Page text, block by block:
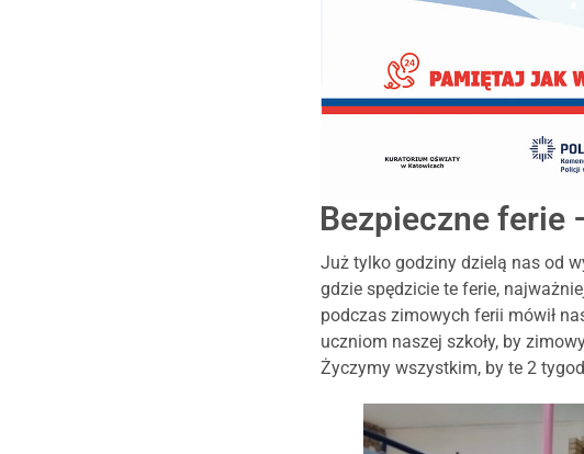
Bezpieczne ferie
Już tylko godziny dzielą nas od
gdzie spędzicie te ferie,
podczas zimowych ferii mówił
uczniom naszej szkoły, by
Życzymy wszystkim, by te 2